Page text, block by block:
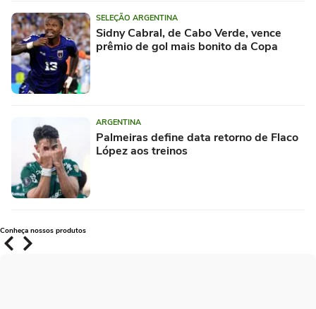
SELEÇÃO ARGENTINA
Sidny Cabral, de Cabo Verde, vence
prêmio de gol mais bonito da Copa
ARGENTINA
Palmeiras define data retorno de Flaco
López aos treinos
Conheça nossos produtos